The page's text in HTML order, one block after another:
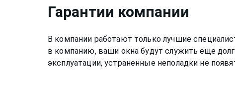
Гарантии компании
В компании работают только лучшие
в компанию, ваши окна будут служить еще
эксплуатации, устраненные неполадки не